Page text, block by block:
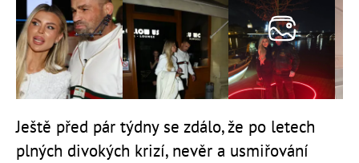
Ještě před pár týdny se zdálo, že po letech
plných divokých krizí, nevěr a usmiřování